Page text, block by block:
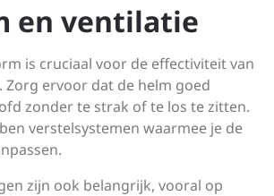
en ventilatie
is cruciaal voor de effectiviteit van
Zorg ervoor dat de helm goed
zonder te strak of te los te zitten.
verstelsystemen waarmee je de
zijn ook belangrijk, vooral op